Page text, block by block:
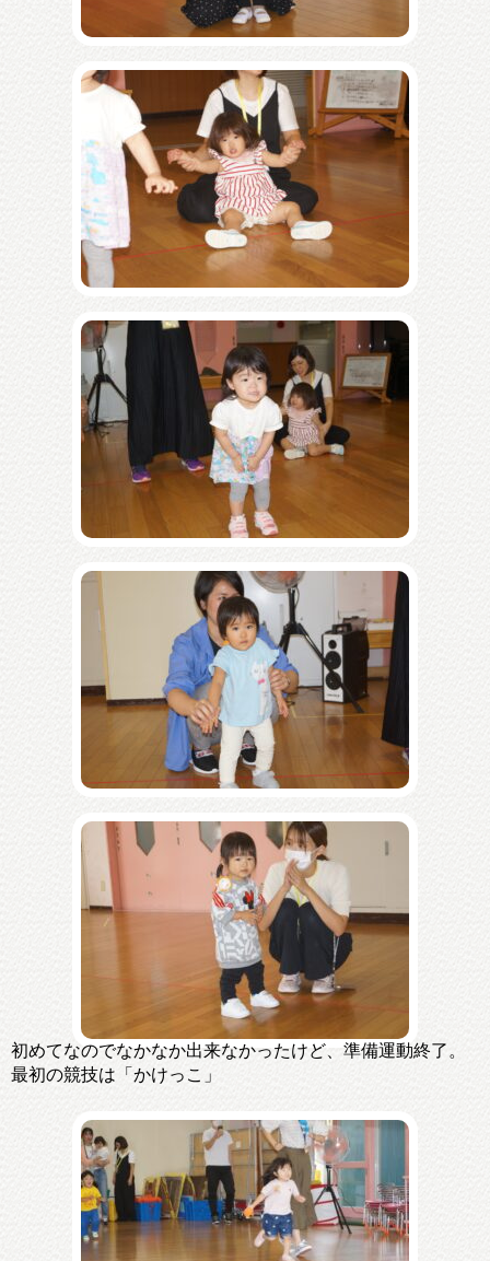
初めてなのでなかなか出来なかったけど、準備運動終了。
最初の競技は「かけっこ」